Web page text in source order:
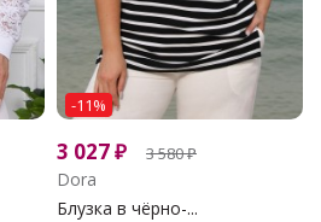
-11%
3 027₽ 3 580₽
Dora
Блузка в чёрно-...